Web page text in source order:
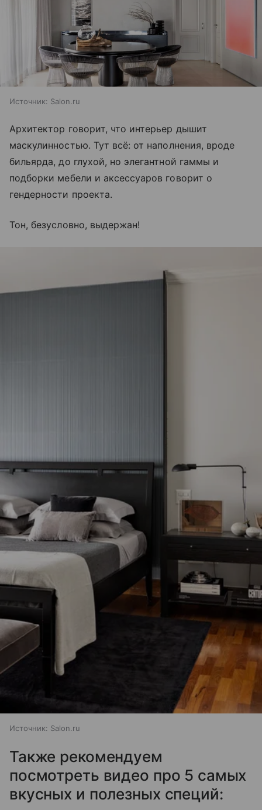
Источник: Salon.ru
Архитектор говорит, что интерьер дышит
маскулинностью. Тут всё: от наполнения, вроде
бильярда, до глухой, но элегантной гаммы и
подборки мебели и аксессуаров говорит о
гендерности проекта.
Тон, безусловно, выдержан!
Источник: Salon.ru
Также рекомендуем
посмотреть видео про 5 самых
вкусных и полезных специй: